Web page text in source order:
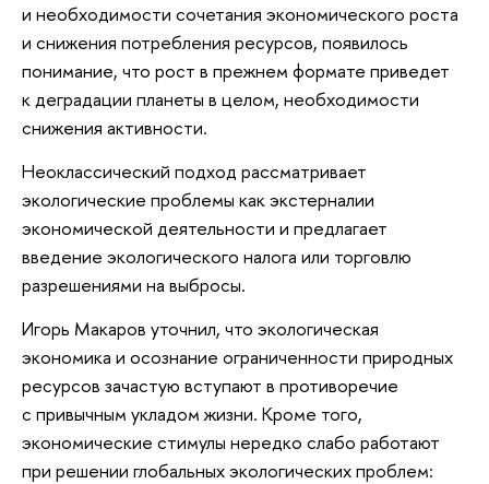
и необходимости сочетания экономического роста
и снижения потребления ресурсов, появилось
понимание, что рост в прежнем формате приведет
к деградации планеты в целом, необходимости
снижения активности.
Неоклассический подход рассматривает
экологические проблемы как экстерналии
экономической деятельности и предлагает
введение экологического налога или торговлю
разрешениями на выбросы.
Игорь Макаров уточнил, что экологическая
экономика и осознание ограниченности природных
ресурсов зачастую вступают в противоречие
с привычным укладом жизни. Кроме того,
экономические стимулы нередко слабо работают
при решении глобальных экологических проблем: